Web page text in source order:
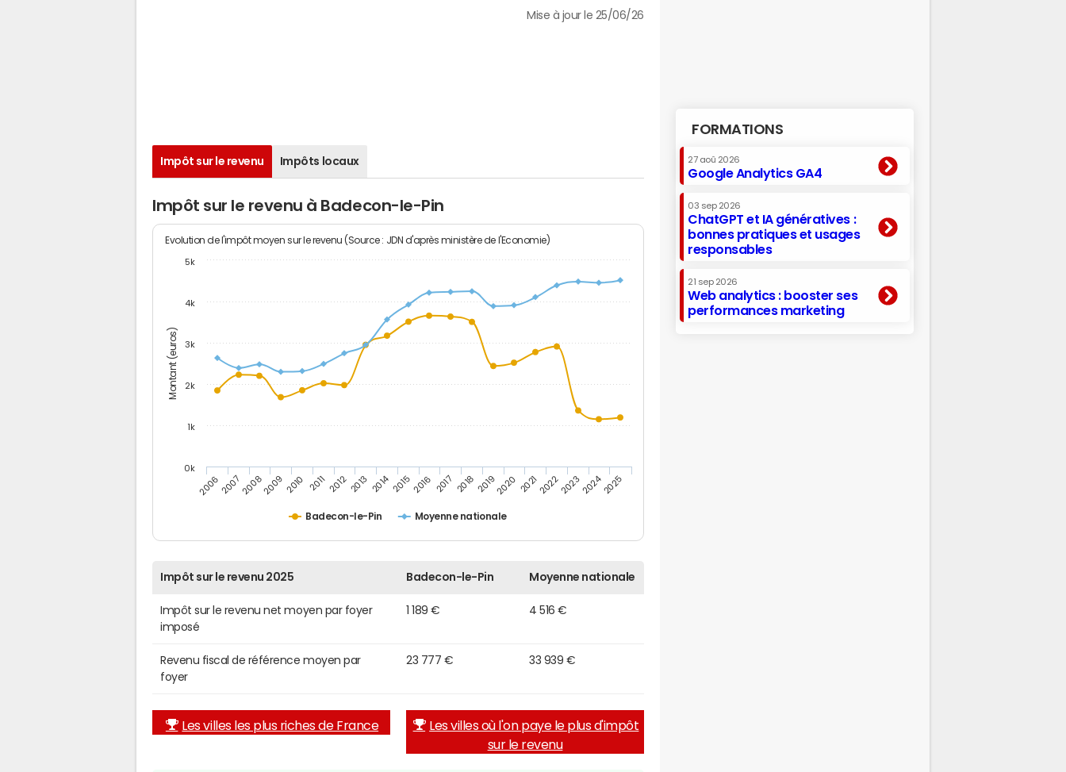
Mise à jour le 25/06/26
Impôt sur le revenu Impôts locaux
Impôt sur le revenu à Badecon-le-Pin
Montant (euros)
Evolution de l'impôt moyen sur le revenu (Source : JDN d'après ministère de l'Economie)
Badecon-le-Pin Moyenne nationale
20062007200820092010 2011 20122013 201420152016 2017 201820192020 20212022202320242025
0k
1k
2k
3k
4k
5k
Impôt sur le revenu 2025 Badecon-le-Pin Moyenne nationale
Impôt sur le revenu net moyen par foyer
imposé
1 189 € 4 516 €
Revenu fiscal de référence moyen par
foyer
23 777 € 33 939 €
Les villes les plus riches de France
Les villes où l'on paye le plus d'impôt
sur le revenu
FORMATIONS
27 aoû 2026
Google Analytics GA4
03 sep 2026
ChatGPT et IA génératives :
bonnes pratiques et usages
responsables
21 sep 2026
Web analytics : booster ses
performances marketing